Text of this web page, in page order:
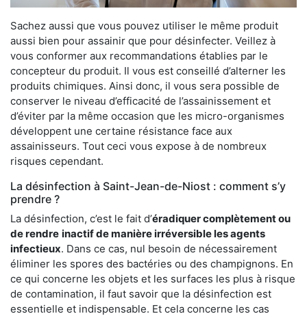
Sachez aussi que vous pouvez utiliser le même produit
aussi bien pour assainir que pour désinfecter. Veillez à
vous conformer aux recommandations établies par le
concepteur du produit. Il vous est conseillé d’alterner les
produits chimiques. Ainsi donc, il vous sera possible de
conserver le niveau d’efficacité de l’assainissement et
d’éviter par la même occasion que les micro-organismes
développent une certaine résistance face aux
assainisseurs. Tout ceci vous expose à de nombreux
risques cependant.
La désinfection à Saint-Jean-de-Niost : comment s’y
prendre ?
La désinfection, c’est le fait d’éradiquer complètement ou
de rendre inactif de manière irréversible les agents
infectieux. Dans ce cas, nul besoin de nécessairement
éliminer les spores des bactéries ou des champignons. En
ce qui concerne les objets et les surfaces les plus à risque
de contamination, il faut savoir que la désinfection est
essentielle et indispensable. Et cela concerne les cas